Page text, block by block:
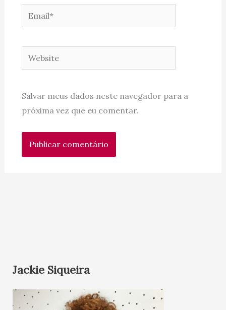
Email*
Website
Salvar meus dados neste navegador para a
próxima vez que eu comentar.
Jackie Siqueira